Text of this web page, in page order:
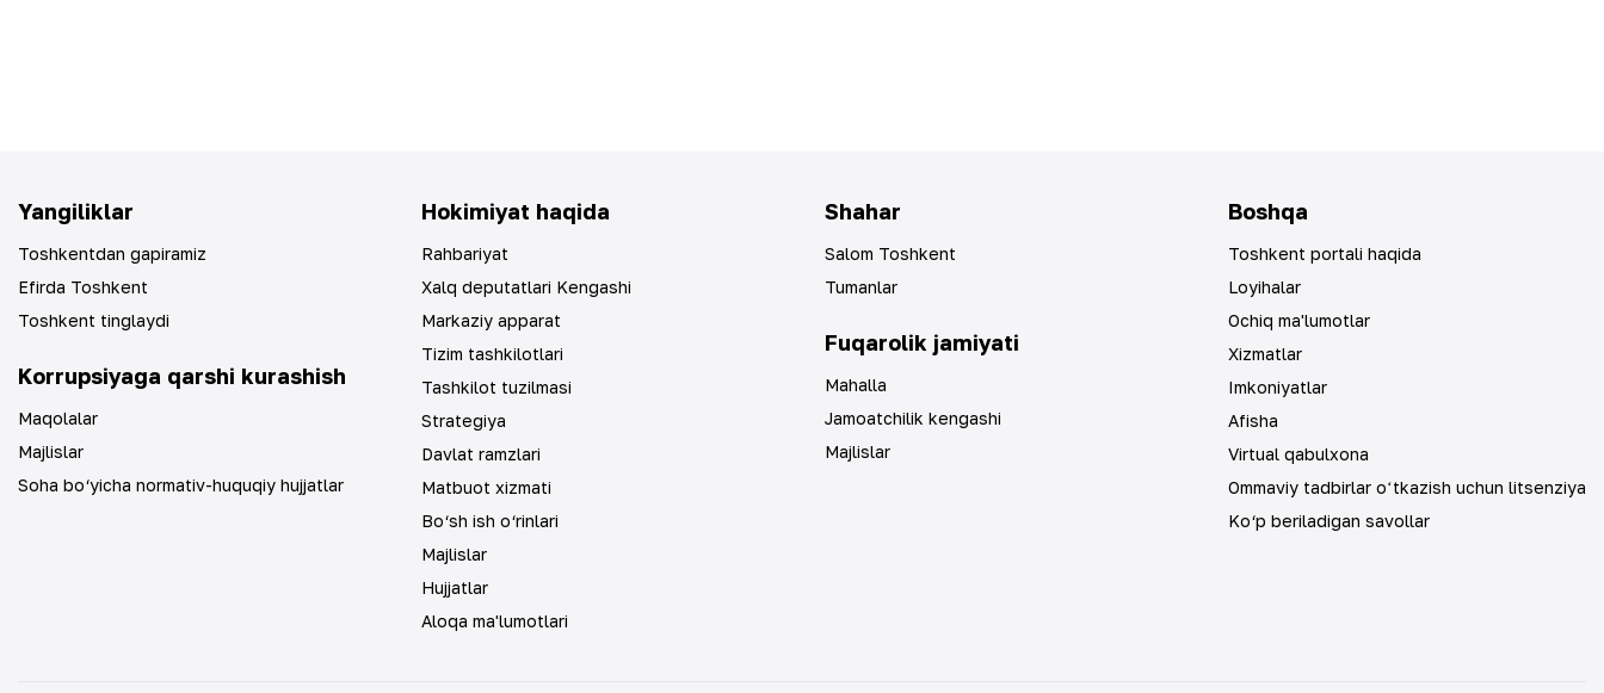
Yangiliklar
Toshkentdan gapiramiz
Efirda Toshkent
Toshkent tinglaydi
Korrupsiyaga qarshi kurashish
Maqolalar
Majlislar
Soha bo‘yicha normativ-huquqiy hujjatlar
Hokimiyat haqida
Rahbariyat
Xalq deputatlari Kengashi
Markaziy apparat
Tizim tashkilotlari
Tashkilot tuzilmasi
Strategiya
Davlat ramzlari
Matbuot xizmati
Bo‘sh ish o‘rinlari
Majlislar
Hujjatlar
Aloqa ma'lumotlari
Shahar
Salom Toshkent
Tumanlar
Fuqarolik jamiyati
Mahalla
Jamoatchilik kengashi
Majlislar
Boshqa
Toshkent portali haqida
Loyihalar
Ochiq ma'lumotlar
Xizmatlar
Imkoniyatlar
Afisha
Virtual qabulxona
Ommaviy tadbirlar oʻtkazish uchun litsenziya
Ko‘p beriladigan savollar